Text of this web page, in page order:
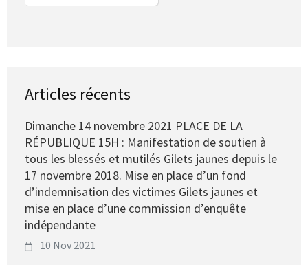
Articles récents
Dimanche 14 novembre 2021 PLACE DE LA
RÉPUBLIQUE 15H : Manifestation de soutien à
tous les blessés et mutilés Gilets jaunes depuis le
17 novembre 2018. Mise en place d’un fond
d’indemnisation des victimes Gilets jaunes et
mise en place d’une commission d’enquête
indépendante
10 Nov 2021